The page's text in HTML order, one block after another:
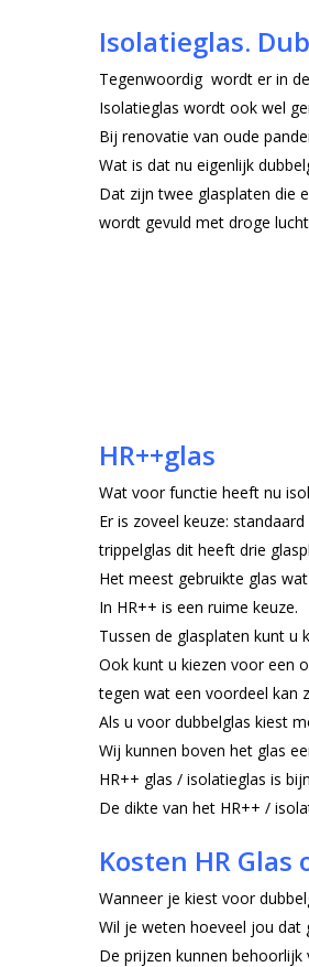
Isolatieglas.
Tegenwoordig wordt er in
Isolatieglas wordt ook wel
Bij renovatie van oude
Wat is dat nu eigenlijk
Dat zijn twee glasplaten die
wordt gevuld met droge
HR++glas
Wat voor functie heeft nu
Er is zoveel keuze:
trippelglas dit heeft drie
Het meest gebruikte glas
In HR++ is een ruime keuze.
Tussen de glasplaten kunt u
Ook kunt u kiezen voor een
tegen wat een voordeel kan
Als u voor dubbelglas kiest
Wij kunnen boven het glas
HR++ glas / isolatieglas is
De dikte van het HR++ /
Kosten HR
Wanneer je kiest voor
Wil je weten hoeveel jou dat
De prijzen kunnen